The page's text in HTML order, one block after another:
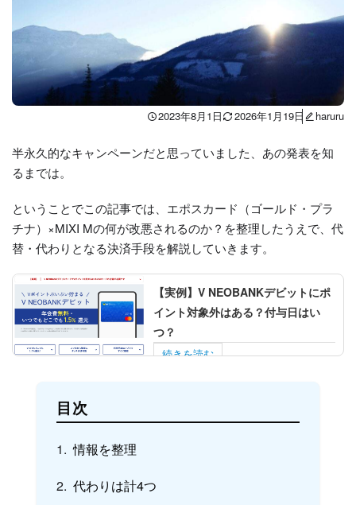
2023年8月1日 2026年1月19日 haruru
半永久的なキャンペーンだと思っていました、あの発表を知
るまでは。
ということでこの記事では、エポスカード（ゴールド・プラ
チナ）×MIXI Mの何が改悪されるのか？を整理したうえで、代
替・代わりとなる決済手段を解説していきます。
【実例】V NEOBANKデビットにポ
イント対象外はある？付与日はい
つ？
続きを読む
目次
情報を整理
代わりは計4つ